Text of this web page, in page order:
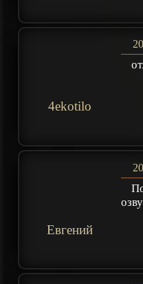
4ekotilo
Евгений